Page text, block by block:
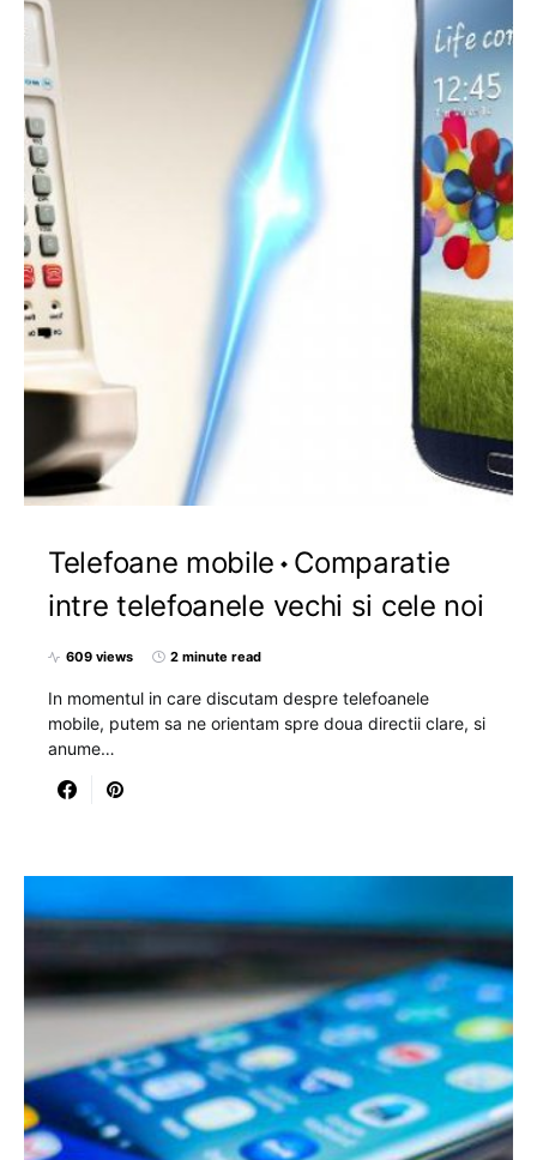
Telefoane mobile
Comparatie
intre telefoanele vechi si cele noi
609 views 2 minute read
In momentul in care discutam despre telefoanele
mobile, putem sa ne orientam spre doua directii clare, si
anume…